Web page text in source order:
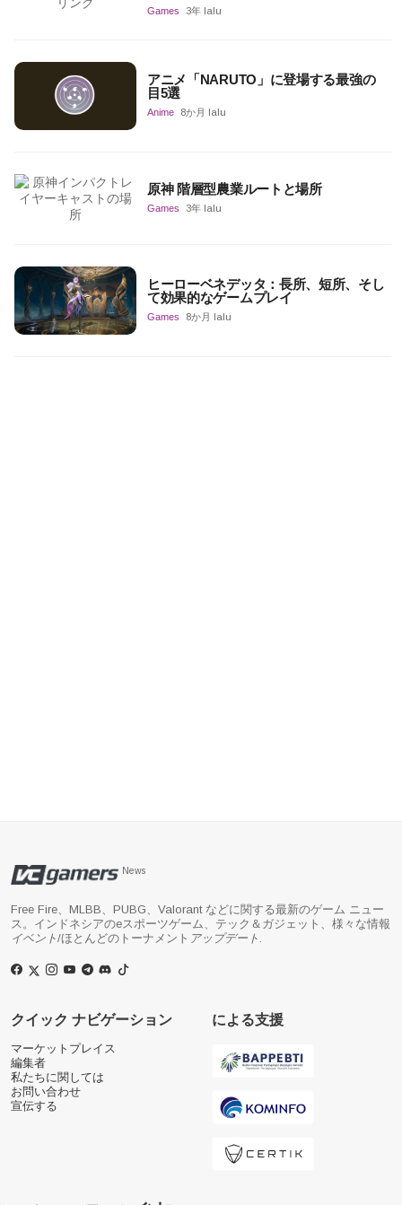
Games 3年 lalu
アニメ「NARUTO」に登場する最強の
目5選
Anime 8か月 lalu
原神 階層型農業ルートと場所
Games 3年 lalu
ヒーローベネデッタ：長所、短所、そし
て効果的なゲームプレイ
Games 8か月 lalu
News
Free Fire、MLBB、PUBG、Valorant などに関する最新のゲーム ニュー
ス。インドネシアのeスポーツゲーム、テック＆ガジェット、様々な情報
イベント/ほとんどのトーナメント アップデート
クイック ナビゲーション
マーケットプレイス
編集者
私たちに関しては
お問い合わせ
宣伝する
による支援